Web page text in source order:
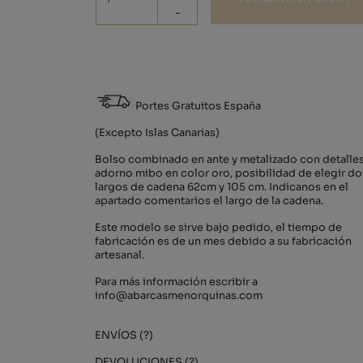
-
Portes Gratuitos España
(Excepto Islas Canarias)
Bolso combinado en ante y metalizado con
adorno mibo en color oro, posibilidad de elegir
largos de cadena 62cm y 105 cm. Indicanos en el
apartado comentarios el largo de la cadena.
Este modelo se sirve bajo pedido, el tiempo de
fabricación es de un mes debido a su fabricación
artesanal.
Para más información escribir a
info@abarcasmenorquinas.com
ENVÍOS (?)